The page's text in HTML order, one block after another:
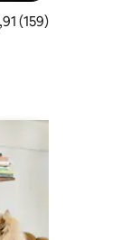
moyenne
(159)